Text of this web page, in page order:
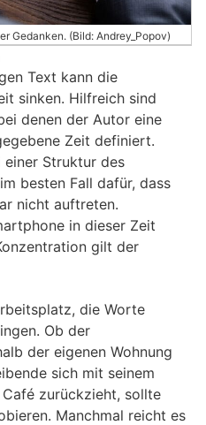
Gedanken. (Bild: Andrey_Popov)
Text kann die
sinken. Hilfreich sind
denen der Autor eine
Zeit definiert.
einer Struktur des
besten Fall dafür, dass
nicht auftreten.
in dieser Zeit
gilt der
die Worte
Ob der
der eigenen Wohnung
sich mit seinem
zurückzieht, sollte
Manchmal reicht es